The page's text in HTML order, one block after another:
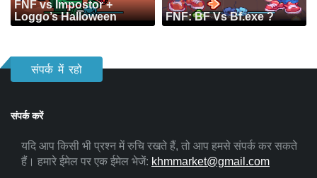
FNF vs Impostor +
Loggo’s Halloween
FNF: BF Vs Bf.exe ?
संपर्क में रहो
संपर्क करें
यदि आप किसी भी प्रश्न में रुचि रखते हैं, तो आप हमसे संपर्क कर सकते
हैं। हमारे ईमेल पर एक ईमेल भेजें: khmmarket@gmail.com